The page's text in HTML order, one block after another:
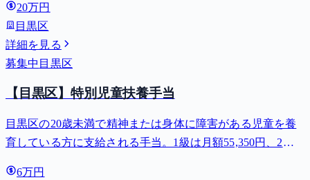
20万円
目黒区
詳細を見る
募集中 目黒区
【目黒区】特別児童扶養手当
目黒区の20歳未満で精神または身体に障害がある児童を養
育している方に支給される手当。1級は月額55,350円、2級
6万円